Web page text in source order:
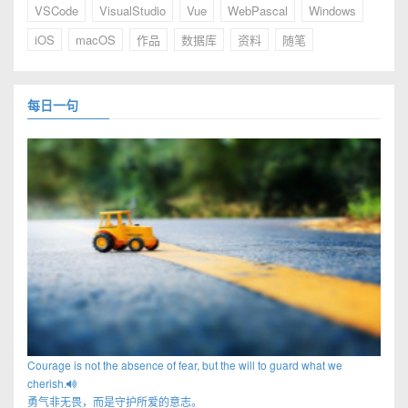
VSCode VisualStudio Vue WebPascal
Windows
iOS
macOS 作品 数据库 资料 随笔
每日一句
Courage is not the absence of fear, but the will to guard what we
cherish.
勇气非无畏，而是守护所爱的意志。